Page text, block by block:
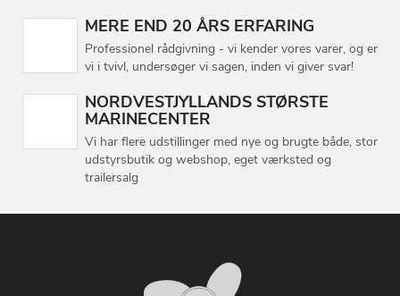
MERE END 20 ÅRS ERFARING
Professionel rådgivning - vi kender vores varer, og er
vi i tvivl, undersøger vi sagen, inden vi giver svar!
NORDVESTJYLLANDS STØRSTE
MARINECENTER
Vi har flere udstillinger med nye og brugte både, stor
udstyrsbutik og webshop, eget værksted og
trailersalg